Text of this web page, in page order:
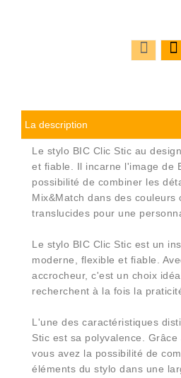
La description
Le stylo BIC Clic Stic au
et fiable. Il incarne l'image de
possibilité de combiner les
Mix&Match dans des couleurs
translucides pour une
Le stylo BIC Clic Stic est un
moderne, flexible et fiable.
accrocheur, c'est un choix
recherchent à la fois la
L'une des caractéristiques
Stic est sa polyvalence. Grâce
vous avez la possibilité de
éléments du stylo dans une